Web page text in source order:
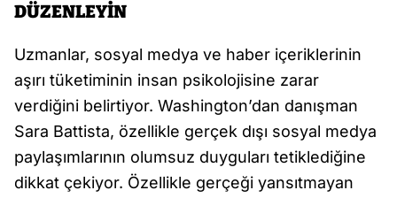
DÜZENLEYİN
Uzmanlar, sosyal medya ve haber içeriklerinin
aşırı tüketiminin insan psikolojisine zarar
verdiğini belirtiyor. Washington’dan danışman
Sara Battista, özellikle gerçek dışı sosyal medya
paylaşımlarının olumsuz duyguları tetiklediğine
dikkat çekiyor. Özellikle gerçeği yansıtmayan